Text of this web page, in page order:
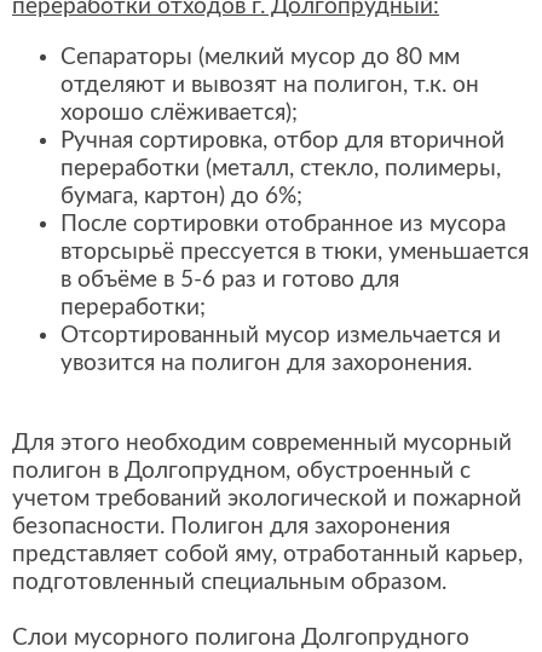
переработки отходов г. Долгопрудный:
Сепараторы (мелкий мусор до 80 мм
отделяют и вывозят на полигон, т.к. он
хорошо слёживается);
Ручная сортировка, отбор для вторичной
переработки (металл, стекло, полимеры,
бумага, картон) до 6%;
После сортировки отобранное из мусора
вторсырьё прессуется в тюки, уменьшается
в объёме в 5-6 раз и готово для
переработки;
Отсортированный мусор измельчается и
увозится на полигон для захоронения.
Для этого необходим современный мусорный
полигон в Долгопрудном, обустроенный с
учетом требований экологической и пожарной
безопасности. Полигон для захоронения
представляет собой яму, отработанный карьер,
подготовленный специальным образом.
Слои мусорного полигона Долгопрудного